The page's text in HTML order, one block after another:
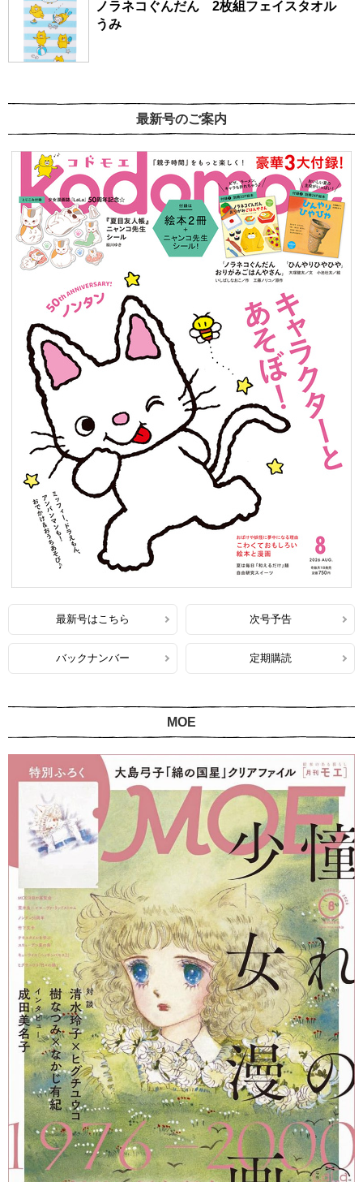
ノラネコぐんだん 2枚組フェイスタオル
うみ
最新号のご案内
最新号はこちら 次号予告
バックナンバー 定期購読
MOE